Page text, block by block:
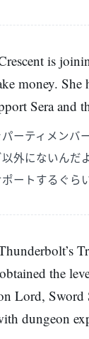
is
money. She
Sera and
ーティメンバ
外にないん
ートするぐら
the
Lord,
dungeon